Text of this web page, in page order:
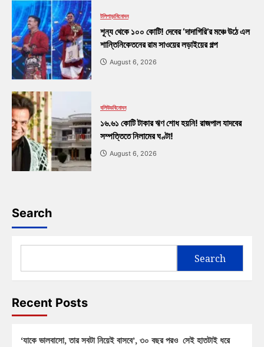
টলিপাড়াবিনোদন
শূন্য থেকে ১০০ কোটি! দেবের ‘দাদাগিরি’র মঞ্চে উঠে এল
শান্তিনিকেতনের রাম সাওয়ের লড়াইয়ের গল্প
August 6, 2026
বলিউডবিনোদন
১৬.৬১ কোটি টাকার ঋণ শোধ হয়নি! রাজপাল যাদবের
সম্পত্তিতে নিলামের ঘণ্টা!
August 6, 2026
Search
Search
Recent Posts
‘যাকে ভালবাসো, তার সবটা নিয়েই বাসবে’, ৩০ বছর পরও সেই হাতটাই ধরে